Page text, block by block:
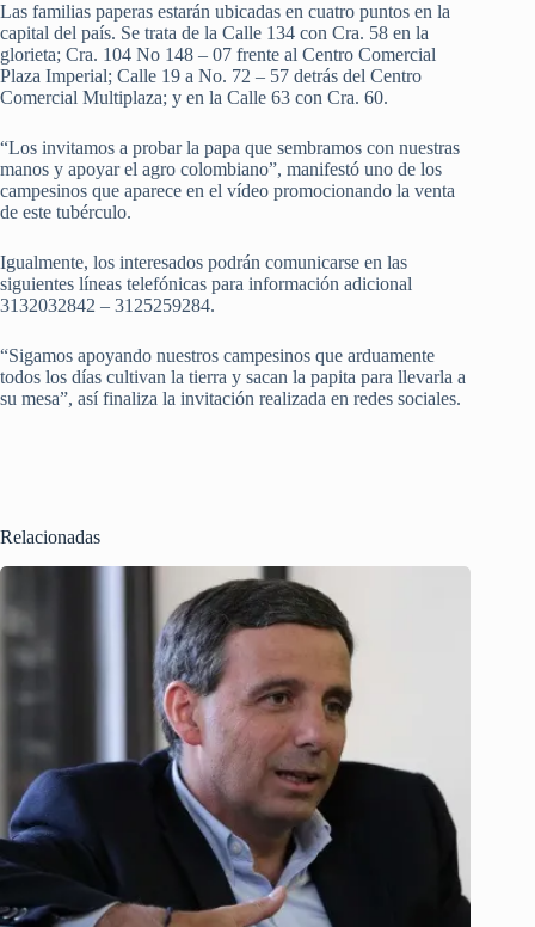
Las familias paperas estarán ubicadas en cuatro puntos en la
capital del país. Se trata de la Calle 134 con Cra. 58 en la
glorieta; Cra. 104 No 148 – 07 frente al Centro Comercial
Plaza Imperial; Calle 19 a No. 72 – 57 detrás del Centro
Comercial Multiplaza; y en la Calle 63 con Cra. 60.
“Los invitamos a probar la papa que sembramos con nuestras
manos y apoyar el agro colombiano”, manifestó uno de los
campesinos que aparece en el vídeo promocionando la venta
de este tubérculo.
Igualmente, los interesados podrán comunicarse en las
siguientes líneas telefónicas para información adicional
3132032842 – 3125259284.
“Sigamos apoyando nuestros campesinos que arduamente
todos los días cultivan la tierra y sacan la papita para llevarla a
su mesa”, así finaliza la invitación realizada en redes sociales.
Relacionadas